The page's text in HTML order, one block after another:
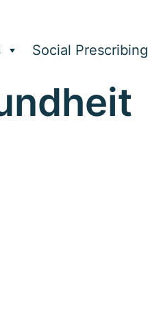
Social Prescribing